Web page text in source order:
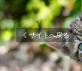
サイトへ戻る